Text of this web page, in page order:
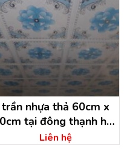
trần nhựa thả 60cm x
tại đông thạnh hóc
môn- hồ chí minh
Liên hệ